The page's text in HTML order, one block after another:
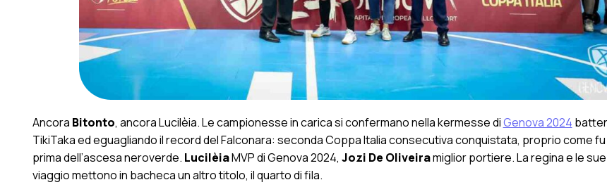
Ancora Bitonto, ancora Lucilèia. Le campionesse in carica si confermano nella kermesse diGenova 2024
TikiTaka ed eguagliando il record del Falconara: seconda Coppa Italia consecutiva conquistata, proprio come
prima dell’ascesa neroverde. LucilèiaMVP di Genova 2024, Jozi De Oliveiramiglior portiere. La regina e le
viaggio mettono in bacheca un altro titolo, il quarto di fila.